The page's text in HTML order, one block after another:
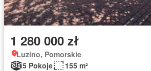
1 280 000 zł
Luzino, Pomorskie
5 Pokoje
155 m²